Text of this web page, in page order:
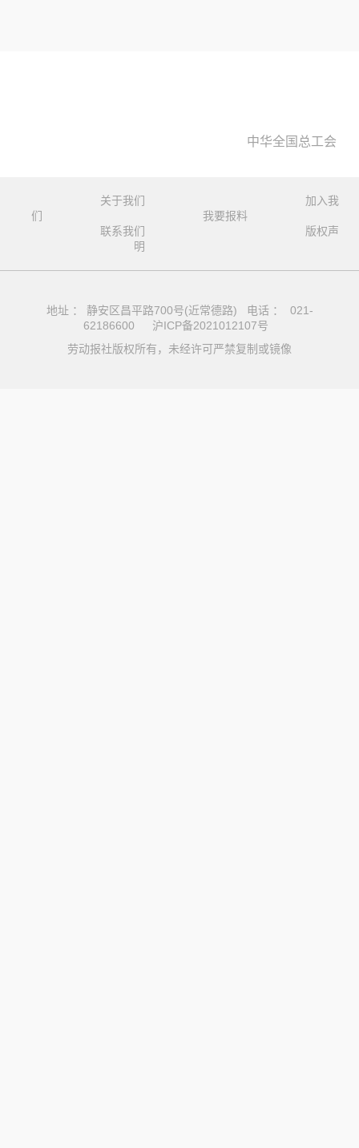
中华全国总工会
关于我们
加入我
们
我要报料
联系我们
版权声
明
地址 ： 静安区昌平路700号(近常德路) 电话 ： 021-
62186600
沪ICP备2021012107号
劳动报社版权所有，未经许可严禁复制或镜像